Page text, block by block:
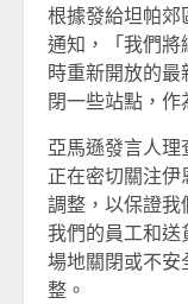
根據發給坦帕
通知，「我們
時重新開放的
閉一些站點，作
亞馬遜發言人
正在密切關注
調整，以保證
我們的員工和
場地關閉或不安
整。